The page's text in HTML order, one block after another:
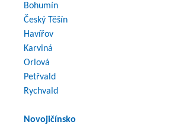
Bohumín
Český Těšín
Havířov
Karviná
Orlová
Petřvald
Rychvald
Novojičínsko